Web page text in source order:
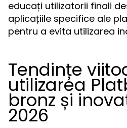
educați utilizatorii finali
aplicațiile specifice ale
pentru a evita utilizarea
Tendințe
utilizarea
bronz și
2026